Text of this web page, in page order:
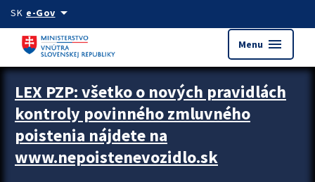
Preskocit na hlavný obsah
SK e-Govarrow_drop_down
Menu menu
Zastavit automatický posun upútavok
LEX PZP: všetko o nových pravidlách
kontroly povinného zmluvného
poistenia nájdete na
www.nepoistenevozidlo.sk